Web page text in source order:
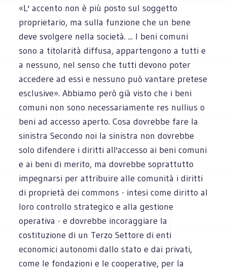
«L' accento non è più posto sul soggetto
proprietario, ma sulla funzione che un bene
deve svolgere nella società. ... I beni comuni
sono a titolarità diffusa, appartengono a tutti e
a nessuno, nel senso che tutti devono poter
accedere ad essi e nessuno può vantare pretese
esclusive». Abbiamo però già visto che i beni
comuni non sono necessariamente res nullius o
beni ad accesso aperto. Cosa dovrebbe fare la
sinistra Secondo noi la sinistra non dovrebbe
solo difendere i diritti all'accesso ai beni comuni
e ai beni di merito, ma dovrebbe soprattutto
impegnarsi per attribuire alle comunità i diritti
di proprietà dei commons - intesi come diritto al
loro controllo strategico e alla gestione
operativa - e dovrebbe incoraggiare la
costituzione di un Terzo Settore di enti
economici autonomi dallo stato e dai privati,
come le fondazioni e le cooperative, per la